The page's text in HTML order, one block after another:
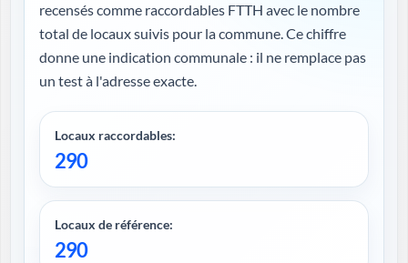
recensés comme raccordables FTTH avec le nombre
total de locaux suivis pour la commune. Ce chiffre
donne une indication communale : il ne remplace pas
un test à l'adresse exacte.
Locaux raccordables:
290
Locaux de référence:
290